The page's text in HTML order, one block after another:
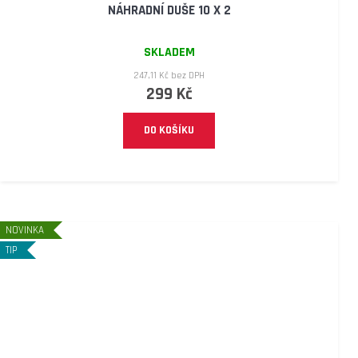
NÁHRADNÍ DUŠE 10 X 2
SKLADEM
247,11 Kč bez DPH
299 Kč
DO KOŠÍKU
NOVINKA
TIP